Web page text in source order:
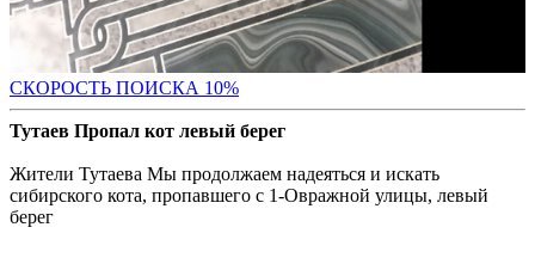
СКОРОСТЬ ПОИСКА 10%
Тутаев Пропал кот левый берег
Жители Тутаева Мы продолжаем надеяться и искать
сибирского кота, пропавшего с 1-Овражной улицы, левый
берег